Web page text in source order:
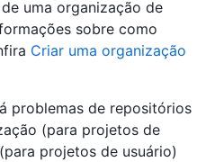
uma organização de
sobre como
Criar uma organização
problemas de repositórios
(para projetos de
projetos de usuário)